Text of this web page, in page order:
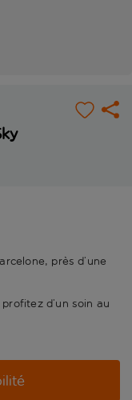
près d’une
d’un soin au